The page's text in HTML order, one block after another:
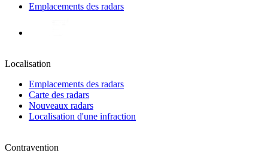
Emplacements des radars
Localisation
Emplacements des radars
Carte des radars
Nouveaux radars
Localisation d'une infraction
Contravention